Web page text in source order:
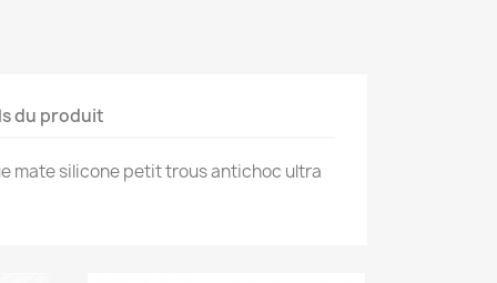
du produit
mate silicone petit trous antichoc ultra